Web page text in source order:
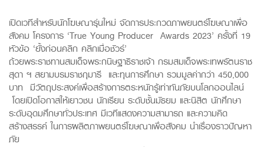
เปิดเวทีสำหรับนักโฆษณารุ่นใหม่ จัดการประกวดภาพยนตร์โฆษณาเพื่อ
สังคม โครงการ ‘True Young Producer Awards 2023’ ครั้งที่ 19
หัวข้อ ‘ยั้งก่อนคลิก คลิกเมื่อชัวร์’
ถ้วยพระราชทานสมเด็จพระกนิษฐาธิราชเจ้า กรมสมเด็จพระเทพรัตนราช
สุดา ฯ สยามบรมราชกุมารี และทุนการศึกษา รวมมูลค่ากว่า 450,000
บาท มีวัตถุประสงค์เพื่อสร้างการตระหนักรู้เท่าทันภัยบนโลกออนไลน์
โดยเปิดโอกาสให้เยาวชน นักเรียน ระดับชั้นมัธยม และนิสิต นักศึกษา
ระดับอุดมศึกษาทั่วประเทศ มีเวทีแสดงความสามารถ และความคิด
สร้างสรรค์ ในการผลิตภาพยนตร์โฆษณาเพื่อสังคม นำเรื่องราวปัญหา
ภัย